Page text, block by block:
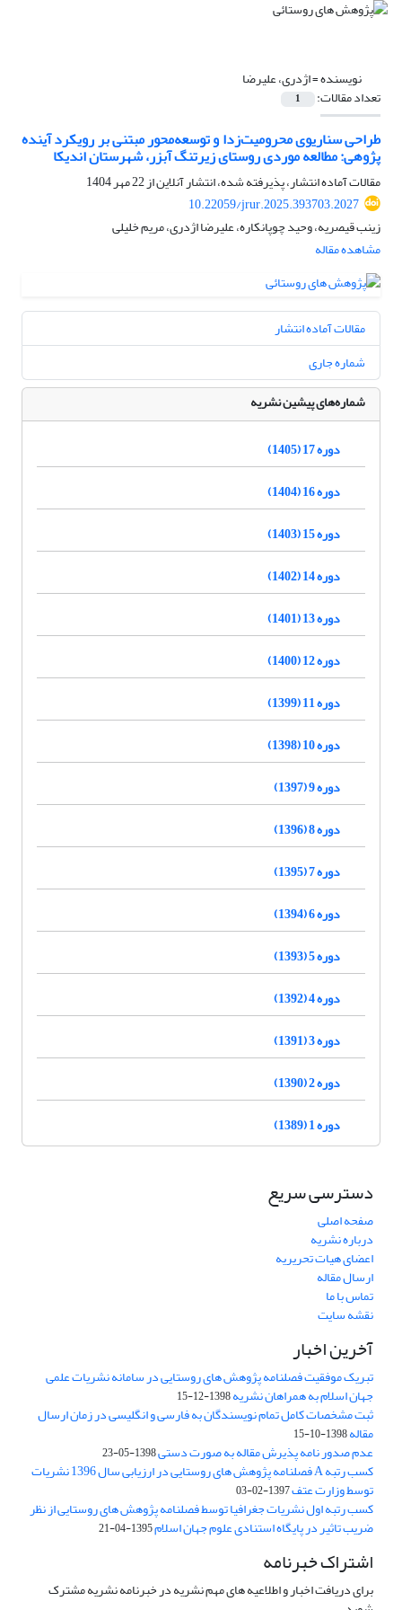
نویسنده =اژدری، علیرضا
تعداد مقالات: 1
طراحی سناریوی محرومیت‌زدا و توسعه‌محور مبتنی بر رویکرد آینده
پژوهی: مطالعه موردی روستای زیرتنگ آبزر، شهرستان اندیکا
مقالات آماده انتشار، پذیرفته شده، انتشار آنلاین از22 مهر 1404
10.22059/jrur.2025.393703.2027
زینب قیصریه، وحید چوپانکاره، علیرضا اژدری، مریم خلیلی
مشاهده مقاله
مقالات آماده انتشار
شماره جاری
شماره‌های پیشین نشریه
دوره 17 (1405)
دوره 16 (1404)
دوره 15 (1403)
دوره 14 (1402)
دوره 13 (1401)
دوره 12 (1400)
دوره 11 (1399)
دوره 10 (1398)
دوره 9 (1397)
دوره 8 (1396)
دوره 7 (1395)
دوره 6 (1394)
دوره 5 (1393)
دوره 4 (1392)
دوره 3 (1391)
دوره 2 (1390)
دوره 1 (1389)
دسترسی سریع
صفحه اصلی
درباره نشریه
اعضای هیات تحریریه
ارسال مقاله
تماس با ما
نقشه سایت
آخرین اخبار
تبریک موفقیت فصلنامه پژوهش های روستایی در سامانه نشریات علمی
جهان اسلام به همراهان نشریه1398-12-15
ثبت مشخصات کامل تمام نویسندگان به فارسی و انگلیسی در زمان ارسال
مقاله1398-10-15
عدم صدور نامه پذیرش مقاله به صورت دستی1398-05-23
کسب رتبه A فصلنامه پژوهش های روستایی در ارزیابی سال 1396 نشریات
توسط وزارت عتف1397-02-03
کسب رتبه اول نشریات جغرافیا توسط فصلنامه پژوهش های روستایی از نظر
ضریب تاثیر در پایگاه استنادی علوم جهان اسلام1395-04-21
اشتراک خبرنامه
برای دریافت اخبار و اطلاعیه های مهم نشریه در خبرنامه نشریه مشترک